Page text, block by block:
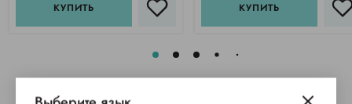
КУПИТЬ КУПИТЬ